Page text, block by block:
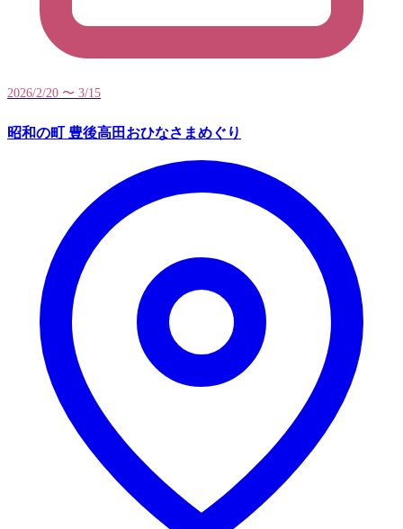
2026/2/20 〜 3/15
昭和の町 豊後高田おひなさまめぐり